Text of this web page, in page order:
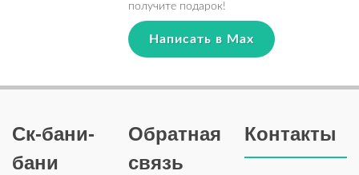
получите подарок!
Написать в Max
Ск-бани-
бани
Обратная
связь
Контакты